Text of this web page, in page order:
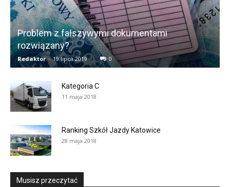
Problem z fałszywymi dokumentami
rozwiązany?
Redaktor - 19 lipca 2019 0
Kategoria C
11 maja 2018
Ranking Szkół Jazdy Katowice
28 maja 2018
Musisz przeczytać